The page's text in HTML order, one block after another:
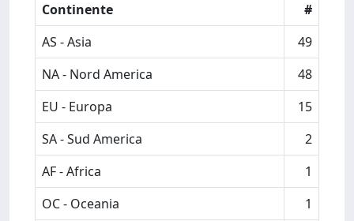
Continente
#
AS - Asia
49
NA - Nord America
48
EU - Europa
15
SA - Sud America
2
AF - Africa
1
OC - Oceania
1